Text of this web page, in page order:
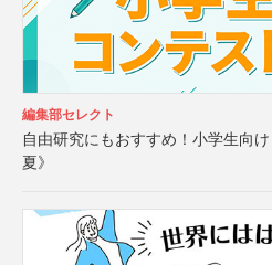
編集部セレクト
自由研究にもおすすめ！小学生向
夏》